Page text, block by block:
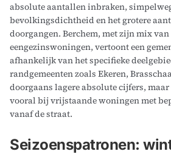
absolute aantallen inbraken,
bevolkingsdichtheid en het grotere
doorgangen. Berchem, met zijn mix
eengezinswoningen, vertoont een
afhankelijk van het specifieke
randgemeenten zoals Ekeren,
doorgaans lagere absolute cijfers,
vooral bij vrijstaande woningen met
vanaf de straat.
Seizoenspatronen: